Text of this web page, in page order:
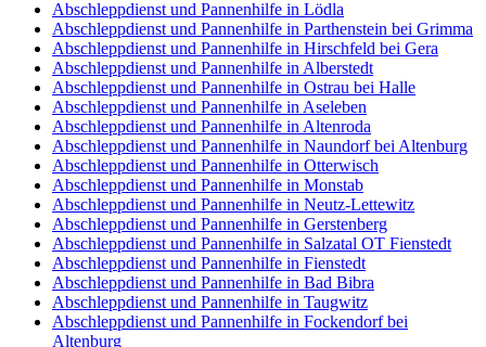
Abschleppdienst und Pannenhilfe in Lödla
Abschleppdienst und Pannenhilfe in Parthenstein bei Grimma
Abschleppdienst und Pannenhilfe in Hirschfeld bei Gera
Abschleppdienst und Pannenhilfe in Alberstedt
Abschleppdienst und Pannenhilfe in Ostrau bei Halle
Abschleppdienst und Pannenhilfe in Aseleben
Abschleppdienst und Pannenhilfe in Altenroda
Abschleppdienst und Pannenhilfe in Naundorf bei Altenburg
Abschleppdienst und Pannenhilfe in Otterwisch
Abschleppdienst und Pannenhilfe in Monstab
Abschleppdienst und Pannenhilfe in Neutz-Lettewitz
Abschleppdienst und Pannenhilfe in Gerstenberg
Abschleppdienst und Pannenhilfe in Salzatal OT Fienstedt
Abschleppdienst und Pannenhilfe in Fienstedt
Abschleppdienst und Pannenhilfe in Bad Bibra
Abschleppdienst und Pannenhilfe in Taugwitz
Abschleppdienst und Pannenhilfe in Fockendorf bei
Altenburg